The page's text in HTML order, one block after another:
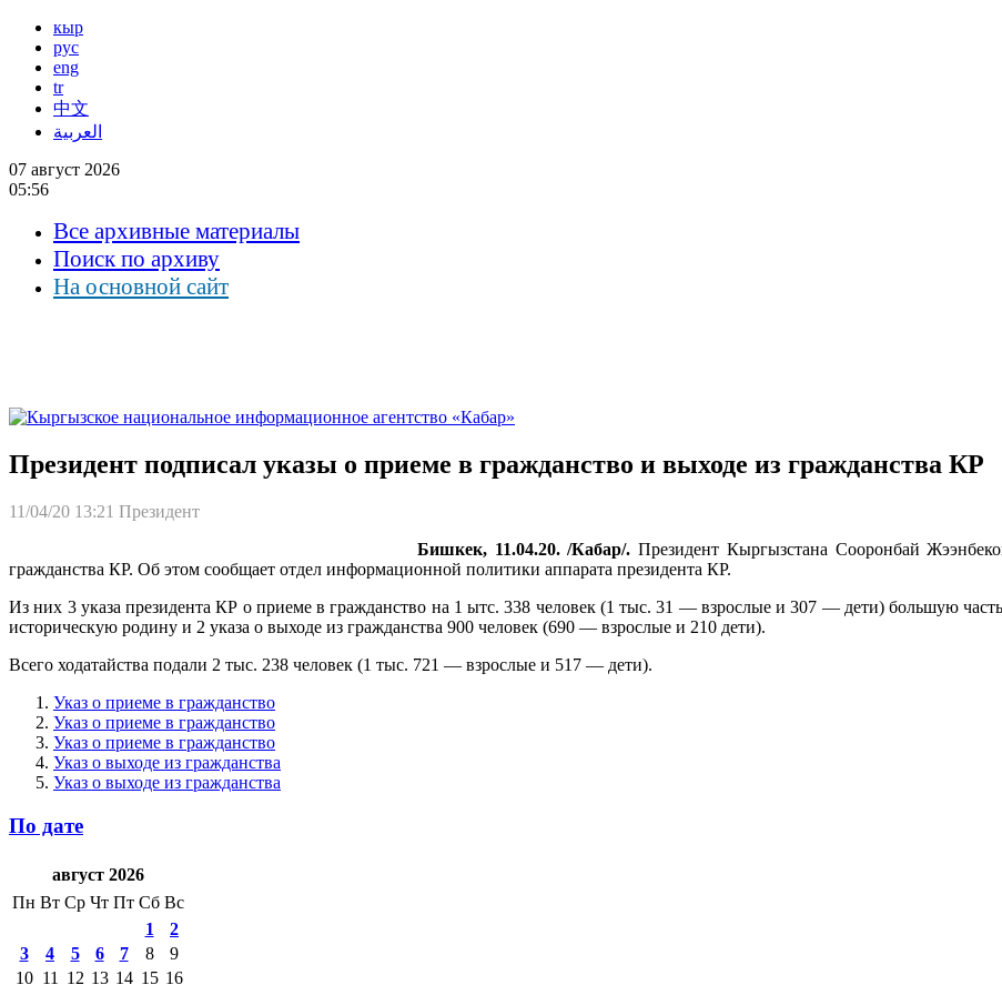
кыр
рус
eng
tr
中文
العربية
07 август 2026
05:56
Все архивные материалы
Поиск по архиву
На основной сайт
Президент подписал указы о приеме в гражданство и выходе из гражданства КР
11/04/20 13:21 Президент
Бишкек, 11.04.20. /Кабар/.Президент Кыргызстана Сооронбай
гражданства КР. Об этом сообщает отдел информационной политики аппарата президента КР.
Из них 3 указа президента КР о приеме в гражданство на 1 ытс. 338 человек (1 тыс. 31 — взрослые и 307 — дети) большую
историческую родину и 2 указа о выходе из гражданства 900 человек (690 — взрослые и 210 дети).
Всего ходатайства подали 2 тыс. 238 человек (1 тыс. 721 — взрослые и 517 — дети).
Указ о приеме в гражданство
Указ о приеме в гражданство
Указ о приеме в гражданство
Указ о выходе из гражданства
Указ о выходе из гражданства
По дате
август 2026
Пн Вт Ср Чт Пт Сб Вс
1
2
3
4 5 6 7 8
9
10 11 12 13 14 15 16